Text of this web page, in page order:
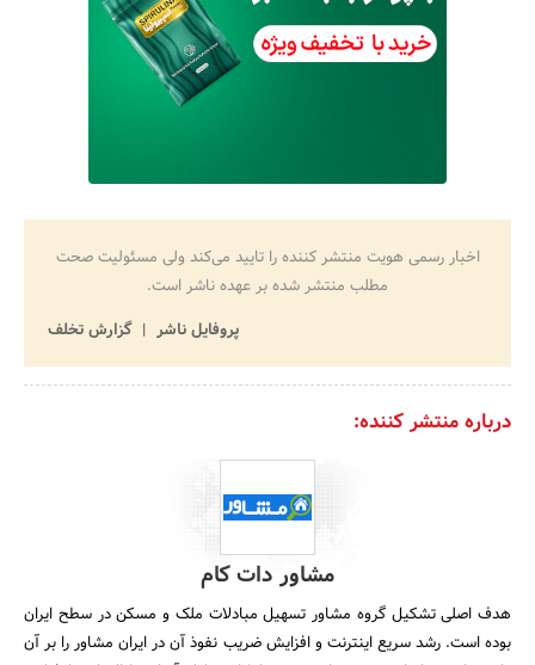
اخبار رسمی هویت منتشر کننده را تایید می‌کند ولی مسئولیت صحت
مطلب منتشر شده بر عهده ناشر است.
پروفایل ناشر
گزارش تخلف
درباره منتشر کننده:
مشاور دات کام
هدف اصلی تشکیل گروه مشاور تسهیل مبادلات ملک و مسکن در سطح ایران
بوده است. رشد سریع اینترنت و افزایش ضریب نفوذ آن در ایران مشاور را بر آن